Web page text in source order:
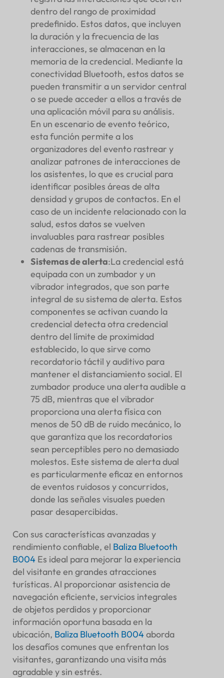
dentro del rango de proximidad
predefinido. Estos datos, que incluyen
la duración y la frecuencia de las
interacciones, se almacenan en la
memoria de la credencial. Mediante la
conectividad Bluetooth, estos datos se
pueden transmitir a un servidor central
o se puede acceder a ellos a través de
una aplicación móvil para su análisis.
En un escenario de evento teórico,
esta función permite a los
organizadores del evento rastrear y
analizar patrones de interacciones de
los asistentes, lo que es crucial para
identificar posibles áreas de alta
densidad y grupos de contactos. En el
caso de un incidente relacionado con la
salud, estos datos se vuelven
invaluables para rastrear posibles
cadenas de transmisión.
Sistemas de alerta:La credencial está
equipada con un zumbador y un
vibrador integrados, que son parte
integral de su sistema de alerta. Estos
componentes se activan cuando la
credencial detecta otra credencial
dentro del límite de proximidad
establecido, lo que sirve como
recordatorio táctil y auditivo para
mantener el distanciamiento social. El
zumbador produce una alerta audible a
75 dB, mientras que el vibrador
proporciona una alerta física con
menos de 50 dB de ruido mecánico, lo
que garantiza que los recordatorios
sean perceptibles pero no demasiado
molestos. Este sistema de alerta dual
es particularmente eficaz en entornos
de eventos ruidosos y concurridos,
donde las señales visuales pueden
pasar desapercibidas.
Con sus características avanzadas y
rendimiento confiable, el Baliza Bluetooth
B004 Es ideal para mejorar la experiencia
del visitante en grandes atracciones
turísticas. Al proporcionar asistencia de
navegación eficiente, servicios integrales
de objetos perdidos y proporcionar
información oportuna basada en la
ubicación, Baliza Bluetooth B004aborda
los desafíos comunes que enfrentan los
visitantes, garantizando una visita más
agradable y sin estrés.